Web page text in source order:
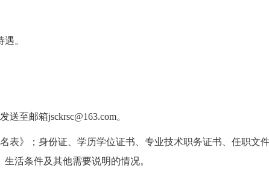
。
送至邮箱jsckrsc@163.com。
表》；身份证、学历学位证书、专业技术职务证书、任职文
活条件及其他需要说明的情况。